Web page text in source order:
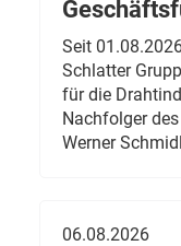
Seit
Schlatter
für die
Nachfolger
Werner
06.08.2026